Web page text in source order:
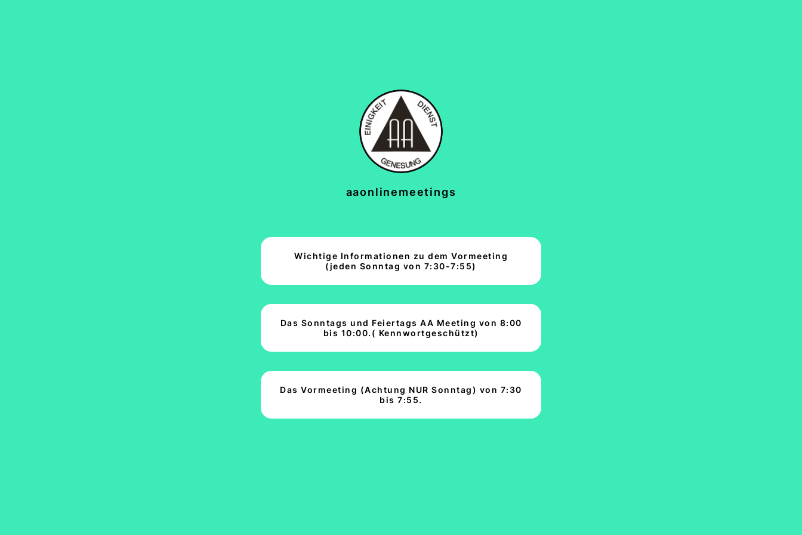
aaonlinemeetings
Wichtige Informationen zu dem Vormeeting
(jeden Sonntag von 7:30-7:55)
Das Sonntags und Feiertags AA Meeting von 8:00
bis 10:00.( Kennwortgeschützt)
Das Vormeeting (Achtung NUR Sonntag) von 7:30
bis 7:55.